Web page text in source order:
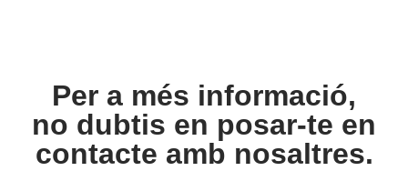
Per a més informació,
no dubtis en posar-te en
contacte amb nosaltres.